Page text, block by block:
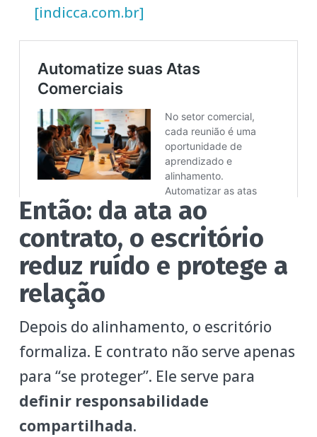
[indicca.com.br]
Então: da ata ao
contrato, o escritório
reduz ruído e protege a
relação
Depois do alinhamento, o escritório
formaliza. E contrato não serve apenas
para “se proteger”. Ele serve para
definir responsabilidade
compartilhada.